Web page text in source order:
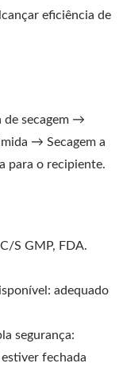
eficiência de
de secagem →
→ Secagem a
para o recipiente.
S GMP, FDA.
adequado
segurança:
fechada